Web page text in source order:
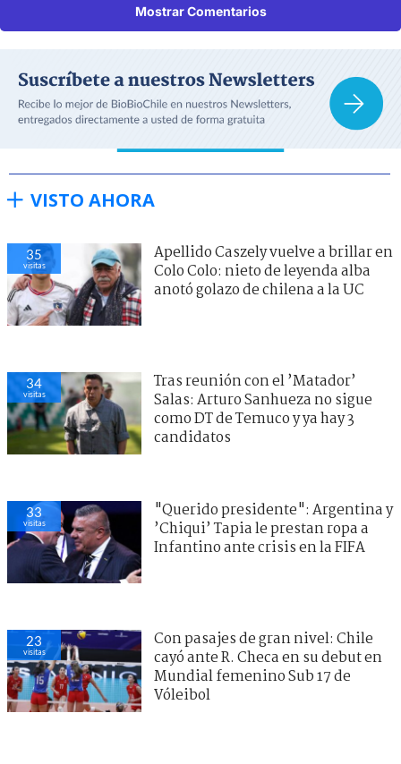
Mostrar Comentarios
VISTO AHORA
35
visitas
Apellido Caszely vuelve a brillar en
Colo Colo: nieto de leyenda alba
anotó golazo de chilena a la UC
34
visitas
Tras reunión con el ’Matador’
Salas: Arturo Sanhueza no sigue
como DT de Temuco y ya hay 3
candidatos
33
visitas
"Querido presidente": Argentina y
’Chiqui’ Tapia le prestan ropa a
Infantino ante crisis en la FIFA
23
visitas
Con pasajes de gran nivel: Chile
cayó ante R. Checa en su debut en
Mundial femenino Sub 17 de
Vóleibol